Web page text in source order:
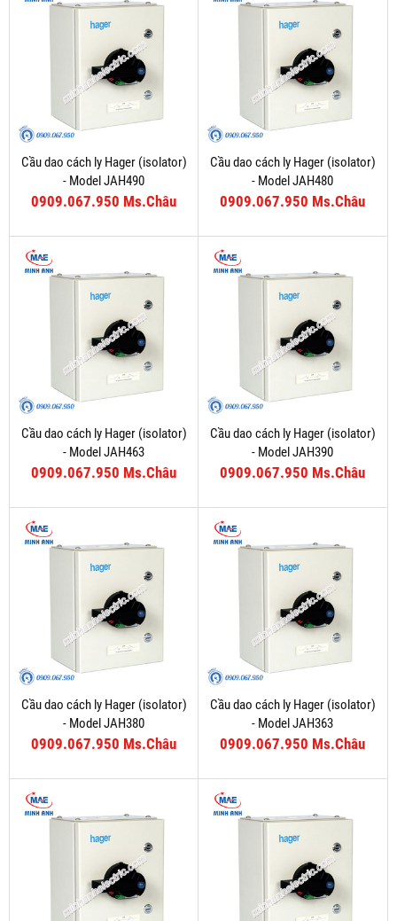
Cầu dao cách ly Hager (isolator)
- Model JAH490
0909.067.950 Ms.Châu
Cầu dao cách ly Hager (isolator)
- Model JAH480
0909.067.950 Ms.Châu
Cầu dao cách ly Hager (isolator)
- Model JAH463
0909.067.950 Ms.Châu
Cầu dao cách ly Hager (isolator)
- Model JAH390
0909.067.950 Ms.Châu
Cầu dao cách ly Hager (isolator)
- Model JAH380
0909.067.950 Ms.Châu
Cầu dao cách ly Hager (isolator)
- Model JAH363
0909.067.950 Ms.Châu